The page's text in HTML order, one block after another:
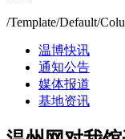
/Template/Default/
温博快讯
通知公告
媒体报道
基地资讯